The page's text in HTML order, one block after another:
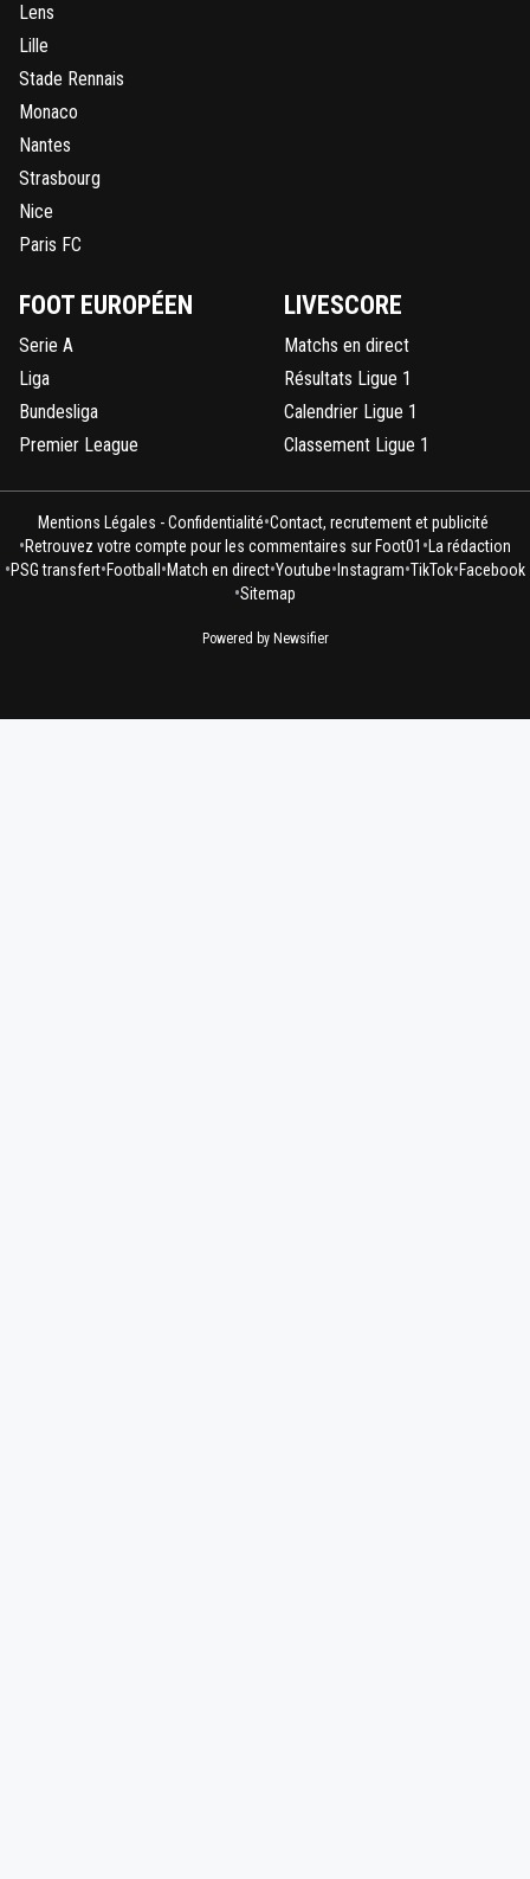
Lens
Lille
Stade Rennais
Monaco
Nantes
Strasbourg
Nice
Paris FC
FOOT EUROPÉEN
Serie A
Liga
Bundesliga
Premier League
LIVESCORE
Matchs en direct
Résultats Ligue 1
Calendrier Ligue 1
Classement Ligue 1
Mentions Légales - Confidentialité•Contact, recrutement et publicité
•Retrouvez votre compte pour les commentaires sur Foot01 • La rédaction
•PSG transfert•Football •Match en direct•Youtube• Instagram•TikTok•Facebook
•Sitemap
Powered by Newsifier